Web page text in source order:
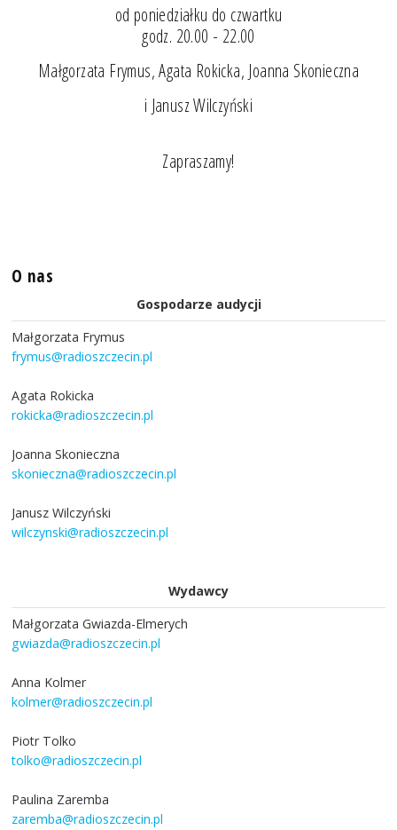
od poniedziałku do czwartku
godz. 20.00 - 22.00
Małgorzata Frymus, Agata Rokicka, Joanna Skonieczna
i Janusz Wilczyński
Zapraszamy!
O nas
Gospodarze audycji
Małgorzata Frymus
frymus@radioszczecin.pl
Agata Rokicka
rokicka@radioszczecin.pl
Joanna Skonieczna
skonieczna@radioszczecin.pl
Janusz Wilczyński
wilczynski@radioszczecin.pl
Wydawcy
Małgorzata Gwiazda-Elmerych
gwiazda@radioszczecin.pl
Anna Kolmer
kolmer@radioszczecin.pl
Piotr Tolko
tolko@radioszczecin.pl
Paulina Zaremba
zaremba@radioszczecin.pl